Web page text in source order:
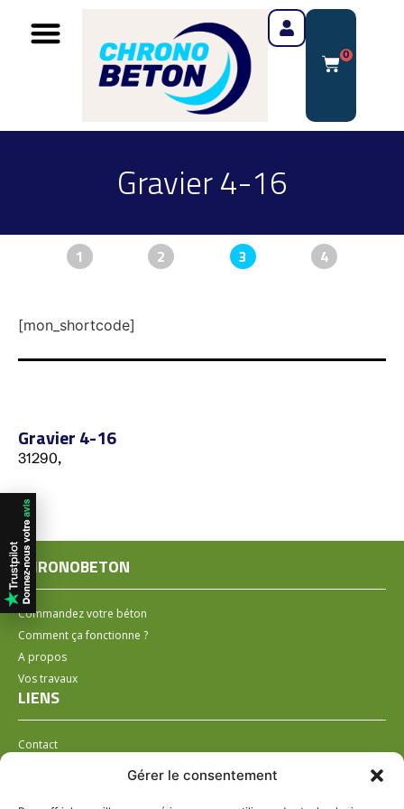
Gérer le consentement
0
Gravier 4-16
1 2 3 4
[mon_shortcode]
Gravier 4-16
31290,
CHRONOBETON
Commandez votre béton
Comment ça fonctionne ?
A propos
Vos travaux
LIENS
Contact